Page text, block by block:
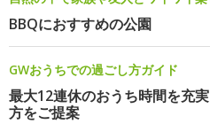
BBQにおすすめの公園
GWおうちでの過ごし方ガイド
最大12連休のおうち時間を充
方をご提案